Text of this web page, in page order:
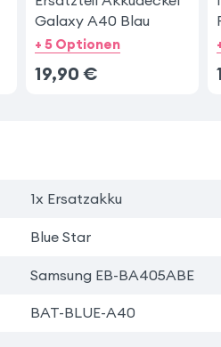
Galaxy A40 Blau
+ 5 Optionen
19,90 €
1x Ersatzakku
Blue Star
Samsung EB-BA405ABE
BAT-BLUE-A40